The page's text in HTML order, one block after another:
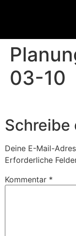
03-10
Schreibe
Deine E-Mail-
Erforderliche
Kommentar *